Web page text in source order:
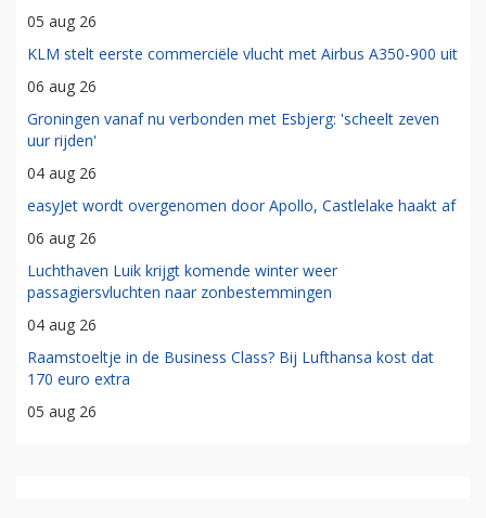
05 aug 26
KLM stelt eerste commerciële vlucht met Airbus A350-900 uit
06 aug 26
Groningen vanaf nu verbonden met Esbjerg: 'scheelt zeven
uur rijden'
04 aug 26
easyJet wordt overgenomen door Apollo, Castlelake haakt af
06 aug 26
Luchthaven Luik krijgt komende winter weer
passagiersvluchten naar zonbestemmingen
04 aug 26
Raamstoeltje in de Business Class? Bij Lufthansa kost dat
170 euro extra
05 aug 26